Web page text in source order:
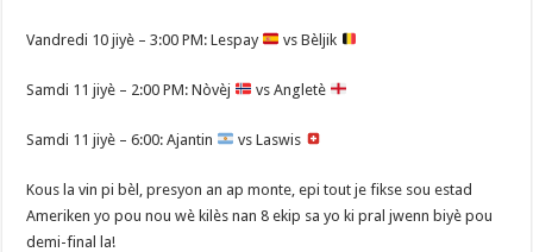
Vandredi 10 jiyè – 3:00 PM: Lespay vs Bèljik
Samdi 11 jiyè – 2:00 PM: Nòvèj vs Angletè
Samdi 11 jiyè – 6:00: Ajantin vs Laswis
Kous la vin pi bèl, presyon an ap monte, epi tout je fikse sou estad
Ameriken yo pou nou wè kilès nan 8 ekip sa yo ki pral jwenn biyè pou
demi-final la!